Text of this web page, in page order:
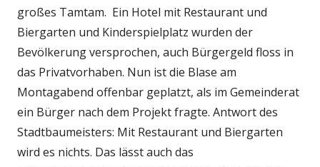
großes Tamtam. Ein Hotel mit Restaurant und
Biergarten und Kinderspielplatz wurden der
Bevölkerung versprochen, auch Bürgergeld floss in
das Privatvorhaben. Nun ist die Blase am
Montagabend offenbar geplatzt, als im Gemeinderat
ein Bürger nach dem Projekt fragte. Antwort des
Stadtbaumeisters: Mit Restaurant und Biergarten
wird es nichts. Das lässt auch das